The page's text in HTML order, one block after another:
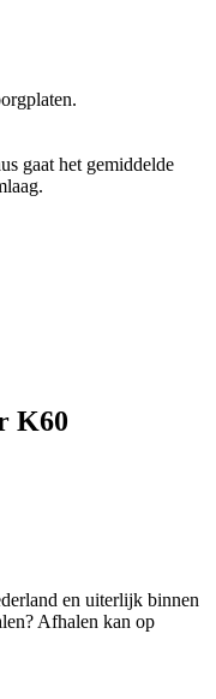
gaat het gemiddelde
K60
en uiterlijk binnen
Afhalen kan op